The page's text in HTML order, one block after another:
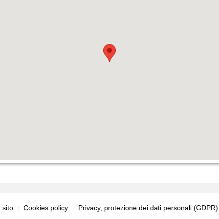
sito Cookies policy Privacy, protezione dei dati personali